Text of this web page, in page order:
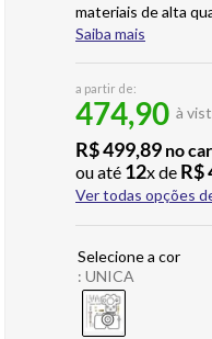
materiais de alta
Saiba mais
a partir de:
474,90 à
R$499,89 no
ou até 12x de R$
Ver todas opções
: UNICA